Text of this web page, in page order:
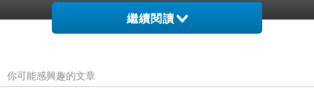
繼續閱讀
你可能感興趣的文章